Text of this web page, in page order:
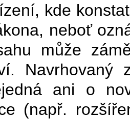
kde
neboť
může
Navrhovaný
ani o
(např.